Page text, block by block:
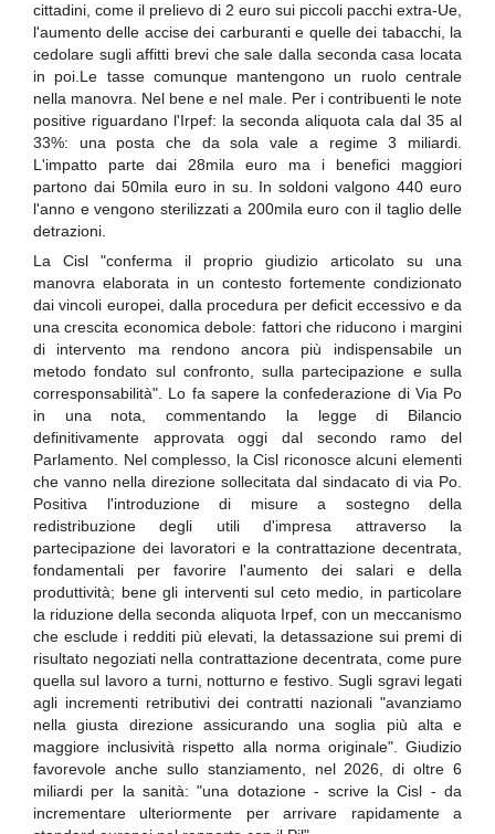
cittadini, come il prelievo di 2 euro sui piccoli pacchi extra-Ue,
l'aumento delle accise dei carburanti e quelle dei tabacchi, la
cedolare sugli affitti brevi che sale dalla seconda casa locata
in poi.Le tasse comunque mantengono un ruolo centrale
nella manovra. Nel bene e nel male. Per i contribuenti le note
positive riguardano l'Irpef: la seconda aliquota cala dal 35 al
33%: una posta che da sola vale a regime 3 miliardi.
L'impatto parte dai 28mila euro ma i benefici maggiori
partono dai 50mila euro in su. In soldoni valgono 440 euro
l'anno e vengono sterilizzati a 200mila euro con il taglio delle
detrazioni.
La Cisl "conferma il proprio giudizio articolato su una
manovra elaborata in un contesto fortemente condizionato
dai vincoli europei, dalla procedura per deficit eccessivo e da
una crescita economica debole: fattori che riducono i margini
di intervento ma rendono ancora più indispensabile un
metodo fondato sul confronto, sulla partecipazione e sulla
corresponsabilità". Lo fa sapere la confederazione di Via Po
in una nota, commentando la legge di Bilancio
definitivamente approvata oggi dal secondo ramo del
Parlamento. Nel complesso, la Cisl riconosce alcuni elementi
che vanno nella direzione sollecitata dal sindacato di via Po.
Positiva l'introduzione di misure a sostegno della
redistribuzione degli utili d'impresa attraverso la
partecipazione dei lavoratori e la contrattazione decentrata,
fondamentali per favorire l'aumento dei salari e della
produttività; bene gli interventi sul ceto medio, in particolare
la riduzione della seconda aliquota Irpef, con un meccanismo
che esclude i redditi più elevati, la detassazione sui premi di
risultato negoziati nella contrattazione decentrata, come pure
quella sul lavoro a turni, notturno e festivo. Sugli sgravi legati
agli incrementi retributivi dei contratti nazionali "avanziamo
nella giusta direzione assicurando una soglia più alta e
maggiore inclusività rispetto alla norma originale". Giudizio
favorevole anche sullo stanziamento, nel 2026, di oltre 6
miliardi per la sanità: "una dotazione - scrive la Cisl - da
incrementare ulteriormente per arrivare rapidamente a